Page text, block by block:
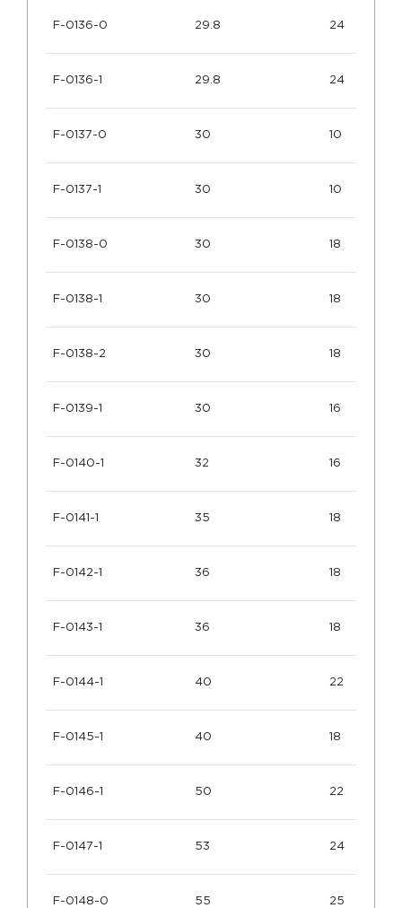
F-0136-0 29.8 24
F-0136-1 29.8 24
F-0137-0 30 10
F-0137-1 30 10
F-0138-0 30 18
F-0138-1 30 18
F-0138-2 30 18
F-0139-1 30 16
F-0140-1 32 16
F-0141-1 35 18
F-0142-1 36 18
F-0143-1 36 18
F-0144-1 40 22
F-0145-1 40 18
F-0146-1 50 22
F-0147-1 53 24
F-0148-0 55 25